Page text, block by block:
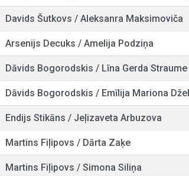
Davids Šutkovs / Aleksanra Maksimoviča
Arsenijs Decuks / Amelija Podziņa
Dāvids Bogorodskis / Līna Gerda Straume
Dāvids Bogorodskis / Emīlija Mariona
Endijs Stikāns / Jeļizaveta Arbuzova
Martins Fiļipovs / Dārta Zaķe
Martins Fiļipovs / Simona Siliņa